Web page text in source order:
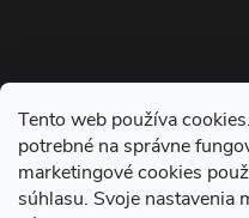
Tento web používa
potrebné na správne
marketingové cookies
súhlasu. Svoje nastavenia
e